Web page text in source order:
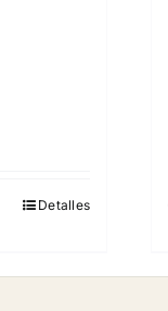
Detalles